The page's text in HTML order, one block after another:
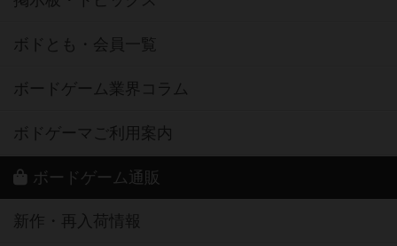
ボドとも・会員一覧
ボードゲーム業界コラム
ボドゲーマご利用案内
ボードゲーム通販
新作・再入荷情報